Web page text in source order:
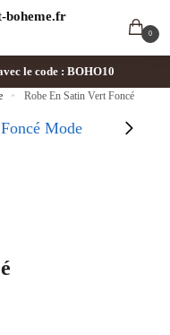
0
le code : BOHO10
» Robe En Satin Vert Foncé